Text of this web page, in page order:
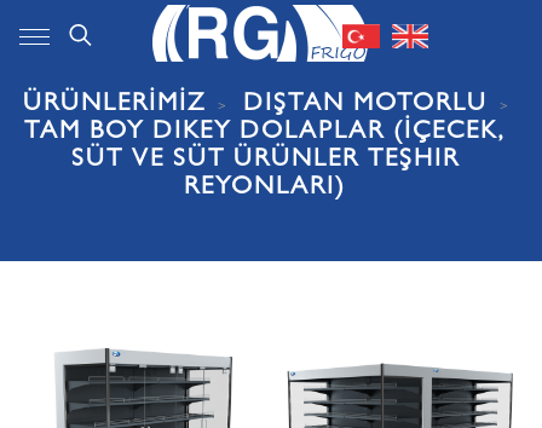
ÜRÜNLERİMİZ
DIŞTAN MOTORLU
TAM BOY DIKEY DOLAPLAR (İÇECEK,
SÜT VE SÜT ÜRÜNLER TEŞHIR
REYONLARI)